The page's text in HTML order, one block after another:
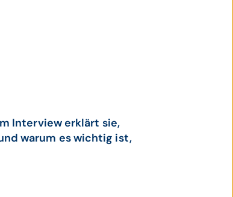
Interview erklärt sie,
warum es wichtig ist,